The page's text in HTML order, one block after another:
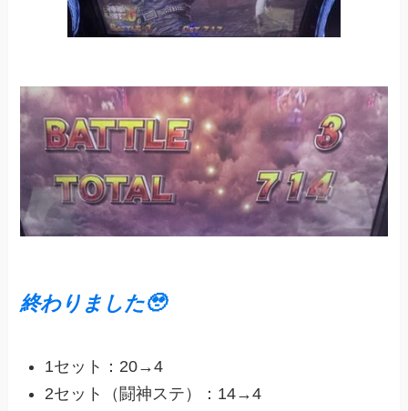
終わりました🥹
1セット：20→4
2セット（闘神ステ）：14→4